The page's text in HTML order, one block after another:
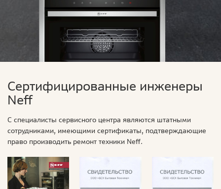
Сертифицированные инженеры
Neff
С специалисты сервисного центра являются штатными
сотрудниками, имеющими сертификаты, подтверждающие
право производить ремонт техники Neff.